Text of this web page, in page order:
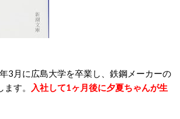
3月に広島大学を卒業し、鉄鋼メーカーの
す。
入社して1ヶ月後に夕夏ちゃんが生